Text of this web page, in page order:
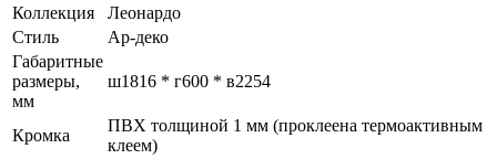
Коллекция
Леонардо
Стиль
Ар-деко
Габаритные
размеры,
мм
ш1816 * г600 * в2254
Кромка
ПВХ толщиной 1 мм (проклеена термоактивным
клеем)